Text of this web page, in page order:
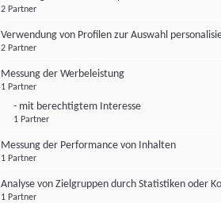
2 Partner
Verwendung von Profilen zur Auswahl
2 Partner
Messung der Werbeleistung
1 Partner
- mit berechtigtem Interesse
1 Partner
Messung der Performance von Inhalten
1 Partner
Analyse von Zielgruppen durch Statistiken oder
1 Partner